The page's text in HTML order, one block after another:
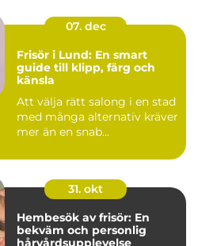
07. dec
Frisör i Lund: En smart
guide till klipp, färg och
känsla
Att välja rätt salong i en stad
med många alternativ kräver
mer än en snab...
31. okt
Hembesök av frisör: En
bekväm och personlig
hårvårdsupplevelse